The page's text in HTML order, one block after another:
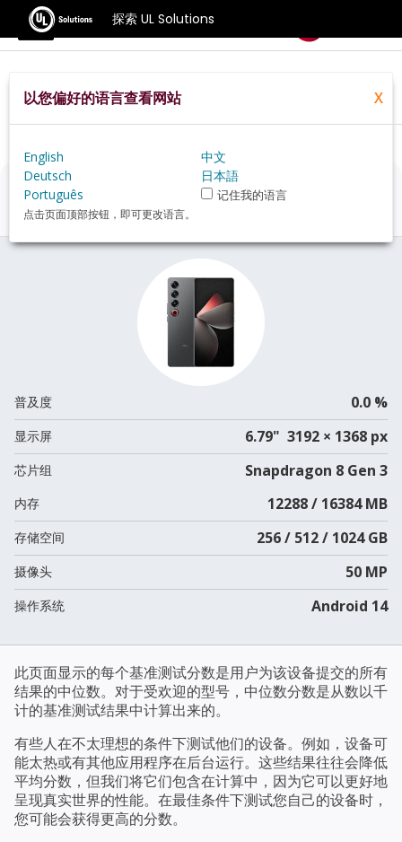
探索 UL Solutions
基准测试
Home Zh Hans Hardware
Meizu+21+Pro+review
Meizu 21 Pro评估
普及度 0.0 %
显示屏 6.79" 3192 × 1368 px
芯片组 Snapdragon 8 Gen 3
内存 12288 / 16384 MB
存储空间 256 / 512 / 1024 GB
摄像头 50 MP
操作系统 Android 14
此页面显示的每个基准测试分数是用户为该设备提交的所有
结果的中位数。对于受欢迎的型号，中位数分数是从数以千
计的基准测试结果中计算出来的。
有些人在不太理想的条件下测试他们的设备。例如，设备可
能太热或有其他应用程序在后台运行。这些结果往往会降低
平均分数，但我们将它们包含在计算中，因为它可以更好地
呈现真实世界的性能。在最佳条件下测试您自己的设备时，
您可能会获得更高的分数。
以您偏好的语言查看网站 X
English
中文
Deutsch
日本語
Português
记住我的语言
点击页面顶部按钮，即可更改语言。